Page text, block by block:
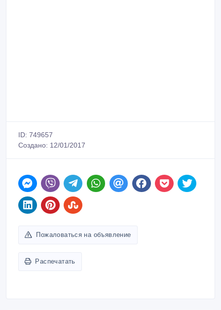
ID: 749657
Создано: 12/01/2017
Пожаловаться на объявление
Распечатать